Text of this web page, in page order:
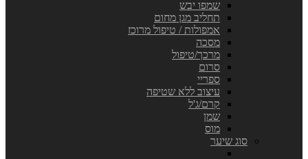
שמפו יבש
תחליב מגן מחום
אמפולות / טיפול מרוכז
מסכה
מרכך/טיפול
סרום
ספריי
עיצוב ללא שטיפה
קרם/ג'ל
שמן
מוס
סוג שיער